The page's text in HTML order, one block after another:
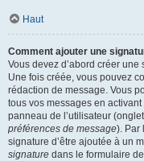
Haut
Comment ajouter une
Vous devez d’abord créer
Une fois créée, vous pouvez
rédaction de message. Vous
tous vos messages en
panneau de l’utilisateur (onglet
préférences de message). Par
signature d’être ajoutée à un
signature dans le formulaire